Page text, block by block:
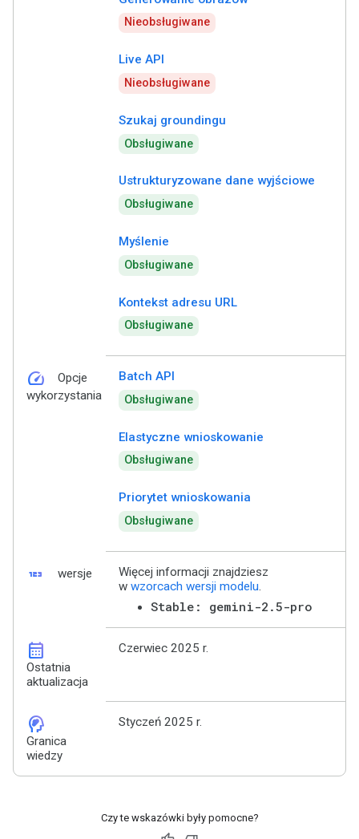
Nieobsługiwane
Live API
Nieobsługiwane
Szukaj groundingu
Obsługiwane
Ustrukturyzowane dane wyjściowe
Obsługiwane
Myślenie
Obsługiwane
Kontekst adresu URL
Obsługiwane
speed
Opcje
wykorzystania
Batch API
Obsługiwane
Elastyczne wnioskowanie
Obsługiwane
Priorytet wnioskowania
Obsługiwane
123 wersje
Więcej informacji znajdziesz
w wzorcach wersji modelu.
Stable: gemini-2.5-pro
calendar_month
Ostatnia
aktualizacja
Czerwiec 2025 r.
cognition_2
Granica
wiedzy
Styczeń 2025 r.
Czy te wskazówki były pomocne?